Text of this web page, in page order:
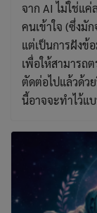
จาก AI ไม่ใช่แ
คนเข้าใจ (ซึ่งมั
แต่เป็นการฝังข้
เพื่อให้สามารถ
ตัดต่อไปแล้วด้ว
นี้อาจจะทำไว้แ